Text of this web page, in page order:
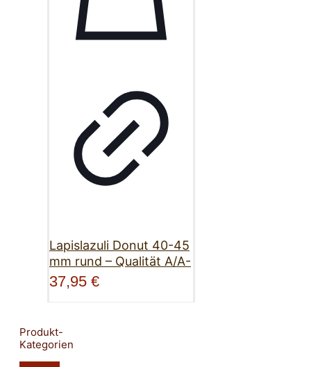
Lapislazuli Donut 40-45
mm rund – Qualität A/A-
37,95 €
Produkt-
Kategorien